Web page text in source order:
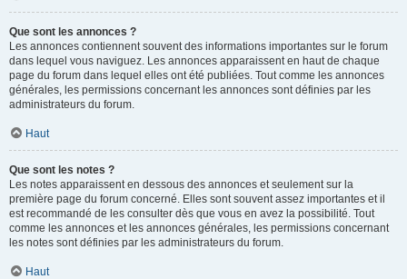
Que sont les annonces ?
Les annonces contiennent souvent des informations importantes sur le forum
dans lequel vous naviguez. Les annonces apparaissent en haut de chaque
page du forum dans lequel elles ont été publiées. Tout comme les annonces
générales, les permissions concernant les annonces sont définies par les
administrateurs du forum.
Haut
Que sont les notes ?
Les notes apparaissent en dessous des annonces et seulement sur la
première page du forum concerné. Elles sont souvent assez importantes et il
est recommandé de les consulter dès que vous en avez la possibilité. Tout
comme les annonces et les annonces générales, les permissions concernant
les notes sont définies par les administrateurs du forum.
Haut